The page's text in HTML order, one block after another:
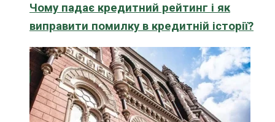
Чому падає кредитний рейтинг і як
виправити помилку в кредитній історії?